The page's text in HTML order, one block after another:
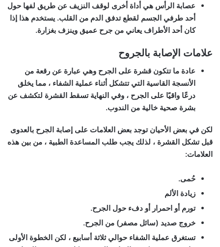
عصابة الرأس هي أداة أخرى لوقف النزيف عن طريق لفها حول
أحد طرفي الجسم لقطع تدفق الدم من القلب. يستخدم هذا إذا
كان أحد الأطراف يعاني من جرح عميق وينزف بغزارة.
علامات الإصابة بالجروح
عادة ما تتكون قشرة على الجرح وهي عبارة عن رقعة من
الأنسجة القاسية التي تتشكل أثناء عملية الشفاء ، مما يخلق
درعًا واقيًا على الجرح ، وفي النهاية تسقط القشرة لتكشف عن
بشرة صحية خالية من الندوب.
لكن في بعض الأحيان توجد بعض العلامات على إصابة الجرح بالعدوى
قبل تشكل القشرة ، لذلك يجب طلب المساعدة الطبية ، من بين هذه
العلامات:
حُمى.
زيادة الألم
تورم أو احمرار أو دفء حول الجرح.
خروج صديد (سائل مصفر) من الجرح.
تستغرق عملية الشفاء حوالي ثلاثة أسابيع ، لكن الخطوة الأولى